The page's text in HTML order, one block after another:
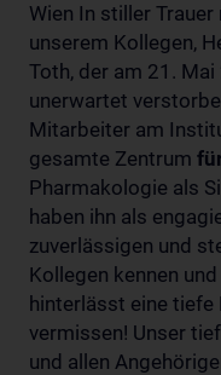
Wien In stiller
unserem Kollegen,
Toth, der am 21.
unerwartet
Mitarbeiter am
gesamte Zentrum
Pharmakologie als
haben ihn als
zuverlässigen und
Kollegen kennen
hinterlässt eine tiefe
vermissen! Unser
und allen